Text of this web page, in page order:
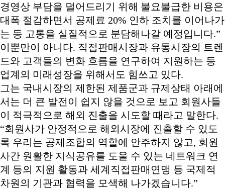
경영상 부담을 덜어드리기 위해 불요불급한 비용은
대폭 절감하면서 공제료 20% 인하 조치를 이어나가
는 등 고통을 실질적으로 분담해나갈 예정입니다.”
이뿐만이 아니다. 직접판매시장과 유통시장의 트렌
드와 고객들의 변화 흐름을 연구하여 지원하는 등
업계의 미래성장을 위해서도 힘쓰고 있다.
그는 국내시장의 제한된 제품군과 규제상태 아래에
서는 더 큰 발전이 쉽지 않을 것으로 보고 회원사들
이 적극적으로 해외 진출을 시도할 때라고 말한다.
“회원사가 안정적으로 해외시장에 진출할 수 있도
록 우리는 공제조합의 역할에 안주하지 않고, 회원
사간 원활한 지식공유를 도울 수 있는 네트워크 연
계 등의 지원 활동과 세계직접판매연맹 등 국제적
차원의 기관과 협력을 모색해 나가겠습니다.”